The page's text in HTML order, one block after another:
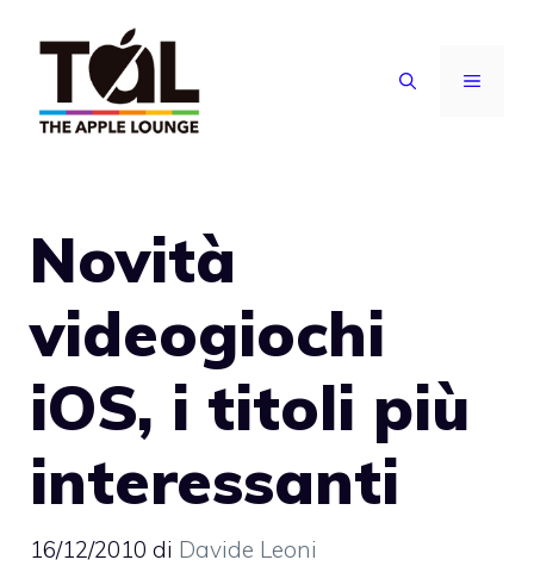
contenuto
MENU
Novità
videogiochi
iOS, i titoli più
interessanti
16/12/2010 di Davide Leoni